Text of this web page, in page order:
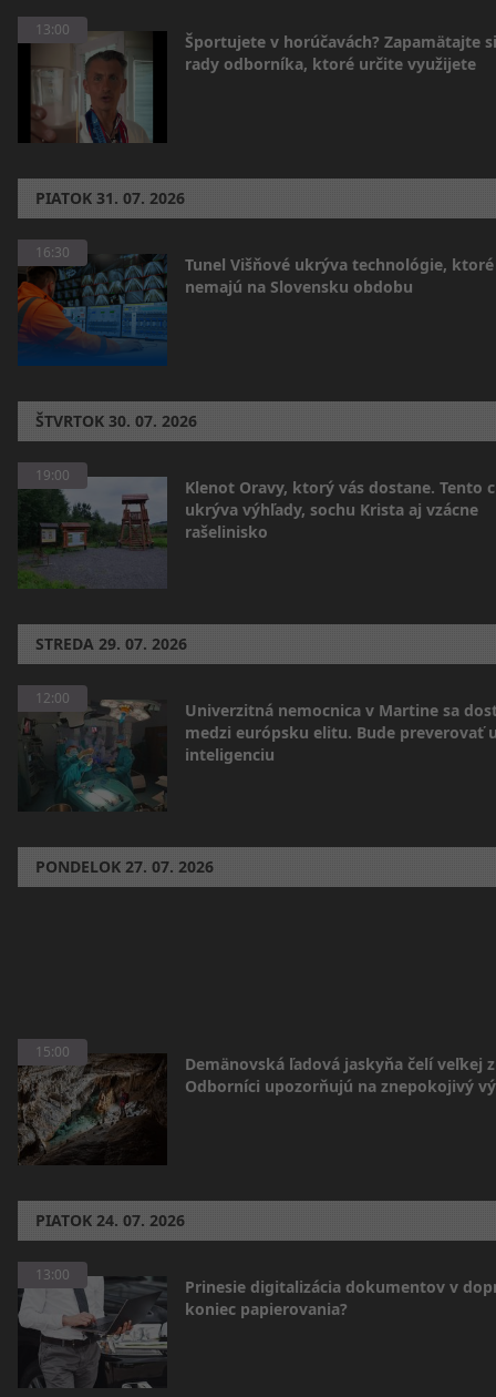
13:00
Športujete v horúčavách? Zapamätajte
rady odborníka, ktoré určite využijete
PIATOK 31. 07. 2026
16:30
Tunel Višňové ukrýva technológie, ktoré
nemajú na Slovensku obdobu
ŠTVRTOK 30. 07. 2026
19:00
Klenot Oravy, ktorý vás dostane. Tento
ukrýva výhľady, sochu Krista aj vzácne
rašelinisko
STREDA 29. 07. 2026
12:00
Univerzitná nemocnica v Martine sa
medzi európsku elitu. Bude preverovať
inteligenciu
PONDELOK 27. 07. 2026
15:00
Demänovská ľadová jaskyňa čelí veľkej
Odborníci upozorňujú na znepokojivý
PIATOK 24. 07. 2026
13:00
Prinesie digitalizácia dokumentov v
koniec papierovania?